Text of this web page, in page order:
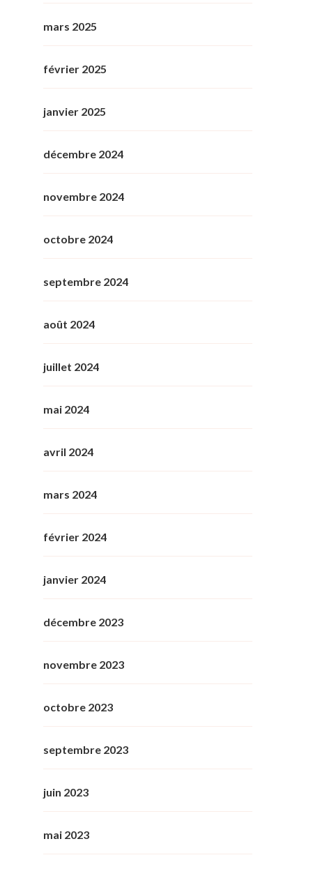
mars 2025
février 2025
janvier 2025
décembre 2024
novembre 2024
octobre 2024
septembre 2024
août 2024
juillet 2024
mai 2024
avril 2024
mars 2024
février 2024
janvier 2024
décembre 2023
novembre 2023
octobre 2023
septembre 2023
juin 2023
mai 2023